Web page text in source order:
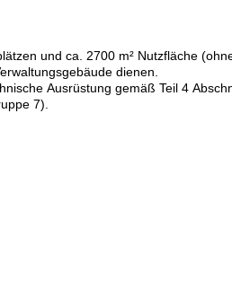
und ca. 2700 m² Nutzfläche
dienen.
Ausrüstung gemäß Teil 4
7).